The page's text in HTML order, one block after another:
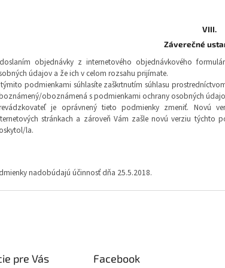
VIII.
Záverečné
objednávky z internetového objednávkového
údajov a že ich v celom rozsahu prijímate.
podmienkami súhlasíte zaškrtnutím súhlasu
oboznámená s podmienkami ochrany osobných
je oprávnený tieto podmienky zmeniť. Novú
stránkach a zároveň Vám zašle novú verziu týchto
la.
nadobúdajú účinnosť dňa 25.5.2018.
pre Vás Facebook